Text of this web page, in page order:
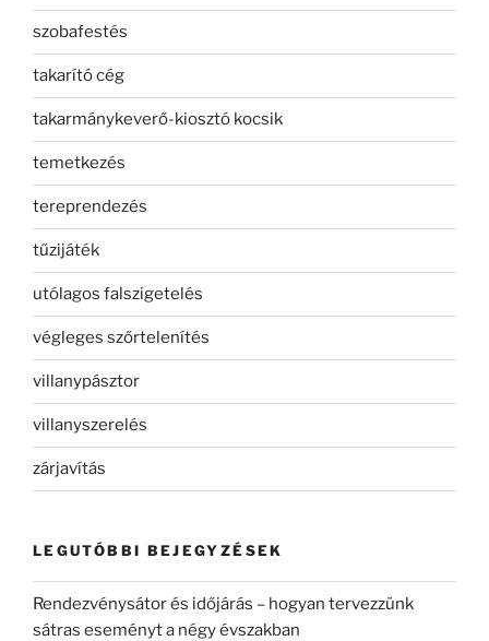
szobafestés
takarító cég
takarmánykeverő-kiosztó kocsik
temetkezés
tereprendezés
tűzijáték
utólagos falszigetelés
végleges szőrtelenítés
villanypásztor
villanyszerelés
zárjavítás
LEGUTÓBBI BEJEGYZÉSEK
Rendezvénysátor és időjárás – hogyan tervezzünk
sátras eseményt a négy évszakban